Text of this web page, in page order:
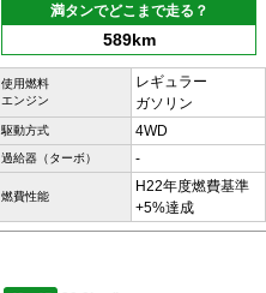
満タンでどこまで走る？
589km
使用燃料
エンジン
レギュラー
ガソリン
駆動方式 4WD
過給器（ターボ） -
燃費性能
H22年度燃費基準
+5%達成